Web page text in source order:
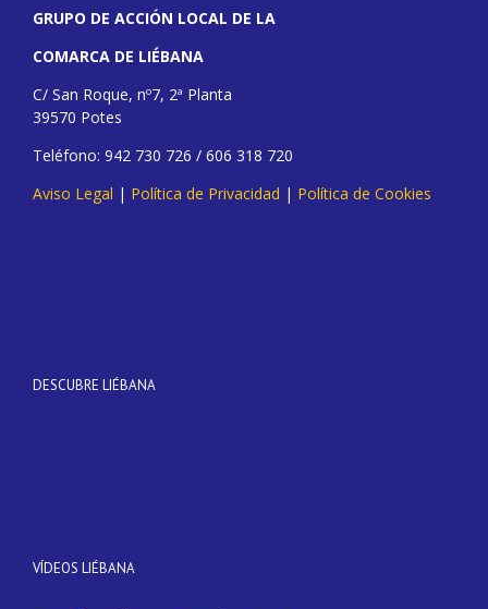
GRUPO DE ACCIÓN LOCAL DE LA
COMARCA DE LIÉBANA
C/ San Roque, nº7, 2ª Planta
39570 Potes
Teléfono: 942 730 726 / 606 318 720
Aviso Legal | Política de Privacidad | Política de Cookies
DESCUBRE LIÉBANA
VÍDEOS LIÉBANA